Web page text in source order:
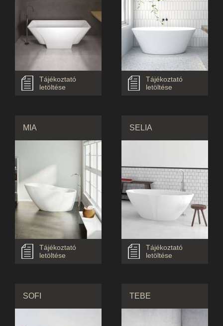
Tájékoztató
letöltése
Tájékoztató
letöltése
MIA
Tájékoztató
letöltése
SELIA
Tájékoztató
letöltése
SOFI TEBE